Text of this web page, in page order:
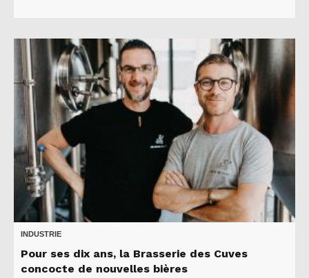
INDUSTRIE
Pour ses dix ans, la Brasserie des Cuves
concocte de nouvelles bières